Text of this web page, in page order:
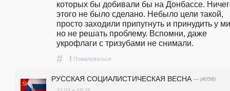
которых бы добивали бы на Донбассе.
этого не было сделано. Небыло цели такой,
просто заходили припугнуть и принудить у
но не решать проблему. Вспомни, даже
укрофлаги с тризубами не снимали.
# ! Пожаловаться
РУССКАЯ СОЦИАЛИСТИЧЕСКАЯ ВЕСНА — (4058)